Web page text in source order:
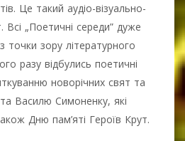
Це такий аудіо-візуально-
Всі „Поетичні середи” дуже
точки зору літературного
разу відбулись поетичні
новорічних свят та
Василю Симоненку, які
Дню пам’яті Героїв Крут.